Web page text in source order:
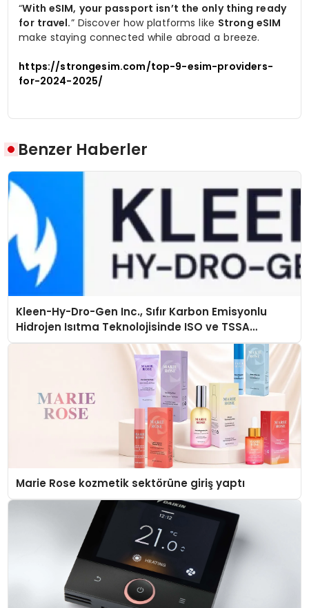
“With eSIM, your passport isn’t the only thing ready
for travel.” Discover how platforms like Strong eSIM
make staying connected while abroad a breeze.
https://strongesim.com/top-9-esim-providers-
for-2024-2025/
Benzer Haberler
Kleen-Hy-Dro-Gen Inc., Sıfır Karbon Emisyonlu
Hidrojen Isıtma Teknolojisinde ISO ve TSSA
Düzenleyici Onaylarını Aldı
Marie Rose kozmetik sektörüne giriş yaptı